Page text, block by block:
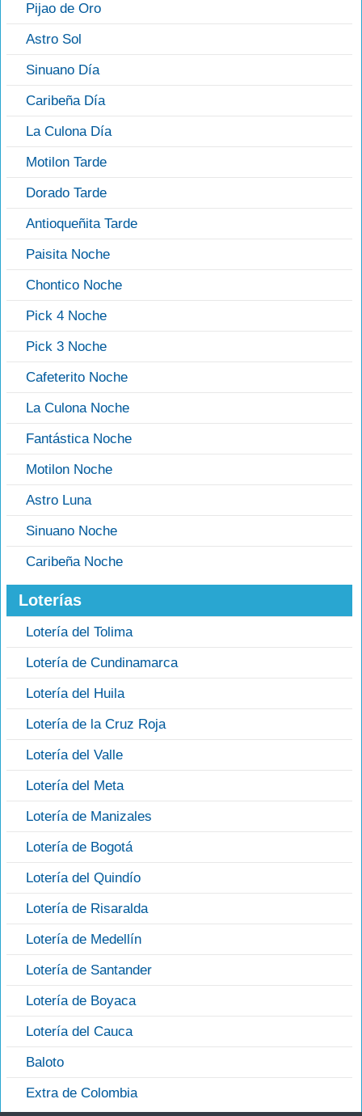
Pijao de Oro
Astro Sol
Sinuano Día
Caribeña Día
La Culona Día
Motilon Tarde
Dorado Tarde
Antioqueñita Tarde
Paisita Noche
Chontico Noche
Pick 4 Noche
Pick 3 Noche
Cafeterito Noche
La Culona Noche
Fantástica Noche
Motilon Noche
Astro Luna
Sinuano Noche
Caribeña Noche
Loterías
Lotería del Tolima
Lotería de Cundinamarca
Lotería del Huila
Lotería de la Cruz Roja
Lotería del Valle
Lotería del Meta
Lotería de Manizales
Lotería de Bogotá
Lotería del Quindío
Lotería de Risaralda
Lotería de Medellín
Lotería de Santander
Lotería de Boyaca
Lotería del Cauca
Baloto
Extra de Colombia